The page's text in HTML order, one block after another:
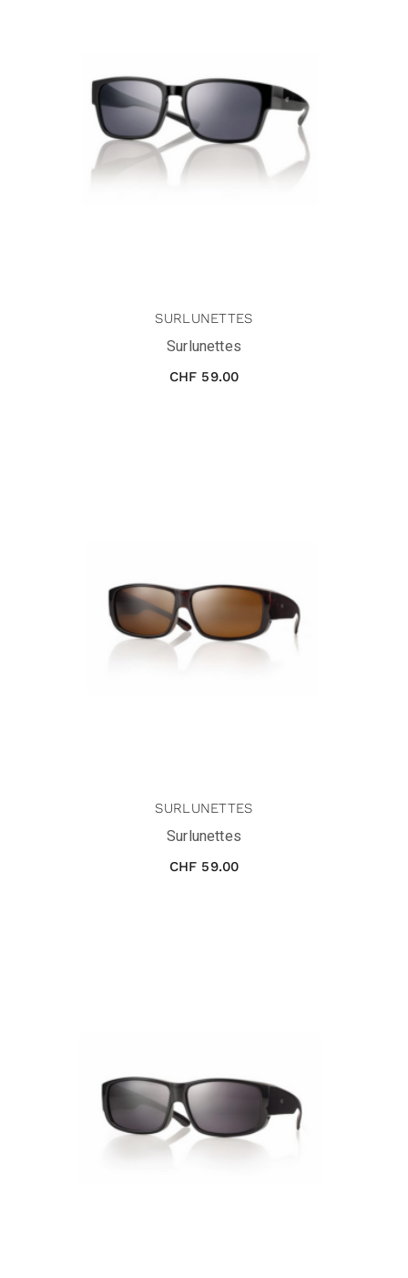
SURLUNETTES
Surlunettes
CHF 59.00
SURLUNETTES
Surlunettes
CHF 59.00